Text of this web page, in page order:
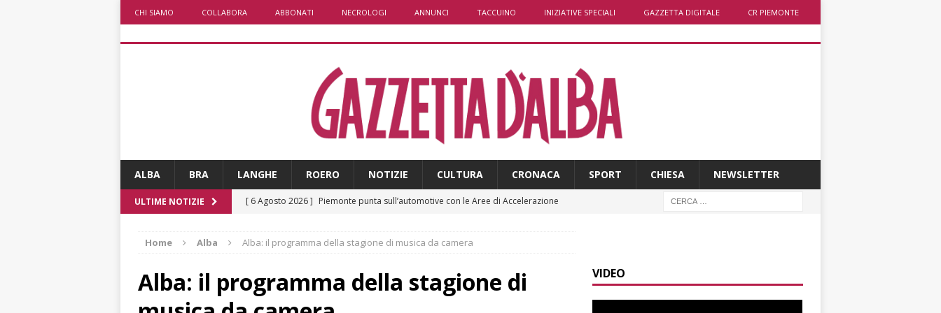
CHI SIAMO COLLABORA ABBONATI NECROLOGI ANNUNCI TACCUINO INIZIATIVE SPECIALI GAZZETTA DIGITALE CR PIEMONTE
ALBA BRA LANGHE ROERO NOTIZIE CULTURA CRONACA SPORT CHIESA NEWSLETTER
ULTIME NOTIZIE [ 6 Agosto 2026 ] Piemonte punta sull’automotive con le Aree di Accelerazione
[ 6 Agosto 2026 ] Emergenza incendi Piemonte: Azione propone due soluzioni a
ALBA
[ 6 Agosto 2026 ]
È morto Francesco Guccini, aveva 86 anni. Il ricordo
Home Alba Alba: il programma della stagione di musica da camera
Alba: il programma della stagione di
VIDEO